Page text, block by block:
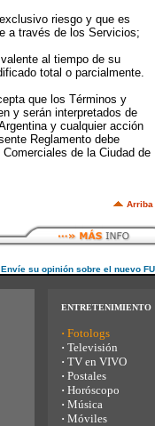
riesgo y que es
a través de los Servicios;
al tiempo de su
total o parcialmente.
que los Términos y
y serán interpretados de
y cualquier acción
Reglamento debe
de la Ciudad de
Arriba
Envíe su opinión sobre el nuevo
ENTRETENIMIENTO
· Fotologs
· Televisión
· TV en VIVO
· Postales
· Horóscopo
· Música
· Móviles